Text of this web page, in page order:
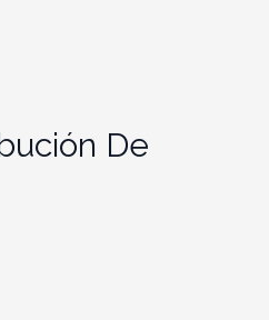
De